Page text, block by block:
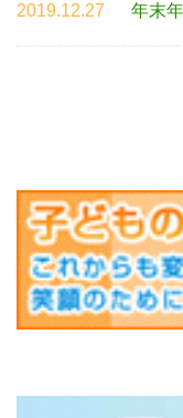
2019.12.27 年末